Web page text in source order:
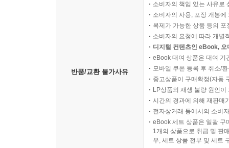
반품/교환 불가사유
소비자의 책임 있는 사유로
소비자의 사용, 포장 개봉
복제가 가능한 상품 등의
소비자의 요청에 따라 개별
디지털 컨텐츠인 eBook,
eBook 대여 상품은 대여 기
모바일 쿠폰 등록 후 취소/
중고상품이 구매확정(자동
LP상품의 재생 불량 원인
시간의 경과에 의해 재판매
전자상거래 등에서의 소비
eBook 세트 상품은 일괄 구
1개의 상품으로 취급 및 판
우, 세트 상품 전부 및 세트